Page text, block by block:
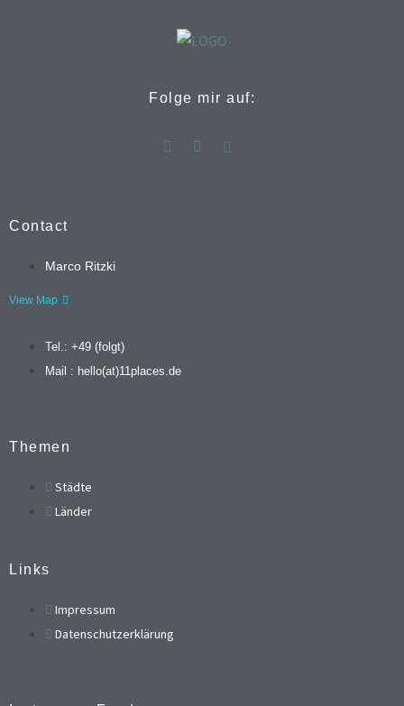
Folge mir auf:
Contact
Marco Ritzki
View Map
Tel.: +49 (folgt)
Mail : hello(at)11places.de
Themen
Städte
Länder
Links
Impressum
Datenschutzerklärung